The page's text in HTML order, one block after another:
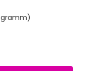
4.9 von 5 Sternen